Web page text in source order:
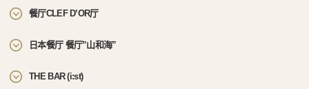
餐厅CLEF D’OR厅
日本餐厅 餐厅”山和海”
THE BAR (i:st)